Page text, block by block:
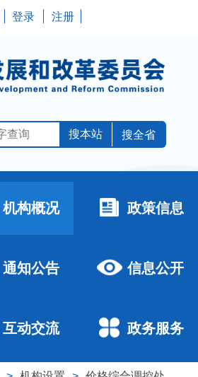
登录 注册
搜全省
机构概况 政策信息
通知公告 信息公开
互动交流 政务服务